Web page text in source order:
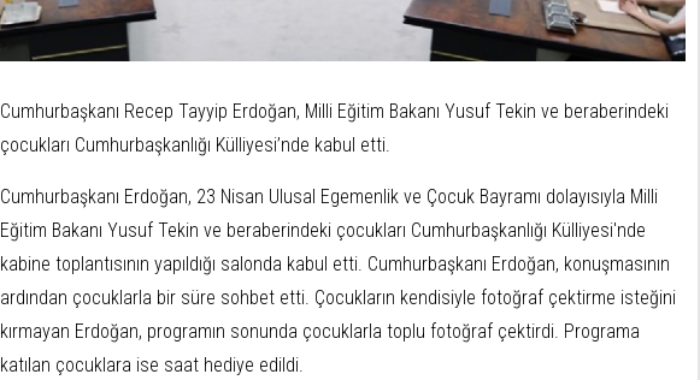
Cumhurbaşkanı Recep Tayyip Erdoğan, Milli Eğitim Bakanı Yusuf Tekin ve beraberindeki
çocukları Cumhurbaşkanlığı Külliyesi’nde kabul etti.
Cumhurbaşkanı Erdoğan, 23 Nisan Ulusal Egemenlik ve Çocuk Bayramı dolayısıyla Milli
Eğitim Bakanı Yusuf Tekin ve beraberindeki çocukları Cumhurbaşkanlığı Külliyesi'nde
kabine toplantısının yapıldığı salonda kabul etti. Cumhurbaşkanı Erdoğan, konuşmasının
ardından çocuklarla bir süre sohbet etti. Çocukların kendisiyle fotoğraf çektirme isteğini
kırmayan Erdoğan, programın sonunda çocuklarla toplu fotoğraf çektirdi. Programa
katılan çocuklara ise saat hediye edildi.